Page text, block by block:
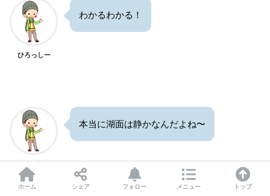
ひろっしー
わかるわかる！
本当に湖面は静かなんだよね〜
ホーム シェア フォロー メニュー トップ